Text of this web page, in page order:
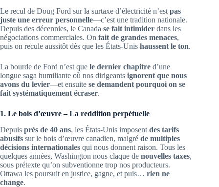
Le recul de Doug Ford sur la surtaxe d’électricité n’est pas
juste une erreur personnelle—c’est une tradition nationale.
Depuis des décennies, le Canada se fait intimider dans les
négociations commerciales. On fait de grandes menaces,
puis on recule aussitôt dès que les États-Unis haussent le ton.
La bourde de Ford n’est que le dernier chapitre d’une
longue saga humiliante où nos dirigeants ignorent que nous
avons du levier—et ensuite se demandent pourquoi on se
fait systématiquement écraser.
1. Le bois d’œuvre – La reddition perpétuelle
Depuis près de 40 ans, les États-Unis imposent des tarifs
abusifs sur le bois d’œuvre canadien, malgré de multiples
décisions internationales qui nous donnent raison. Tous les
quelques années, Washington nous claque de nouvelles taxes,
sous prétexte qu’on subventionne trop nos producteurs.
Ottawa les poursuit en justice, gagne, et puis… rien ne
change.